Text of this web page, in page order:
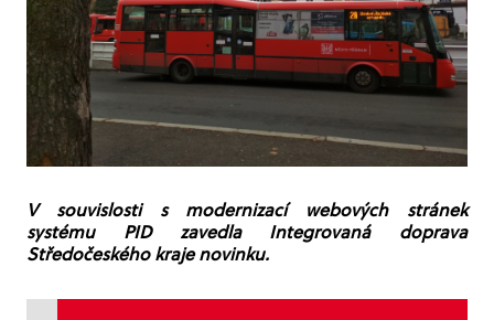
V souvislosti s modernizací webových stránek
systému PID zavedla Integrovaná doprava
Středočeského kraje novinku.